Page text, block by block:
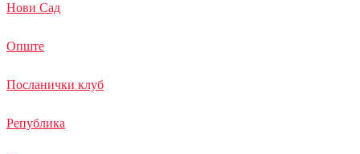
Нови Сад
Опште
Посланички клуб
Република